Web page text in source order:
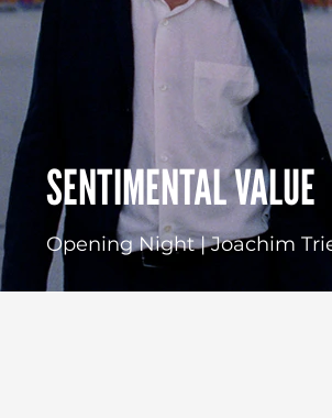
SENTIMENTAL VALUE
Opening Night | Joachim